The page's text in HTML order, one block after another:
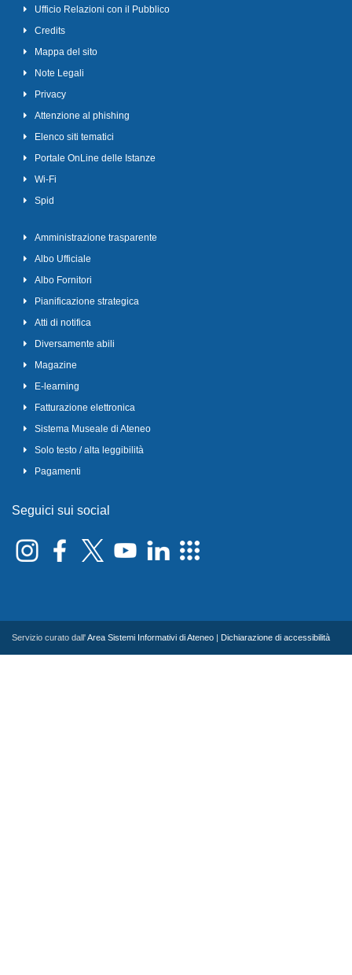
Ufficio Relazioni con il Pubblico
Credits
Mappa del sito
Note Legali
Privacy
Attenzione al phishing
Elenco siti tematici
Portale OnLine delle Istanze
Wi-Fi
Spid
Amministrazione trasparente
Albo Ufficiale
Albo Fornitori
Pianificazione strategica
Atti di notifica
Diversamente abili
Magazine
E-learning
Fatturazione elettronica
Sistema Museale di Ateneo
Solo testo / alta leggibilità
Pagamenti
Seguici sui social
Servizio curato dall'Area Sistemi Informativi di Ateneo Dichiarazione di accessibilità